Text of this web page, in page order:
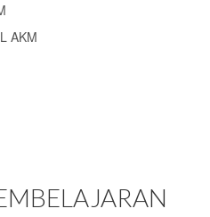
AKM